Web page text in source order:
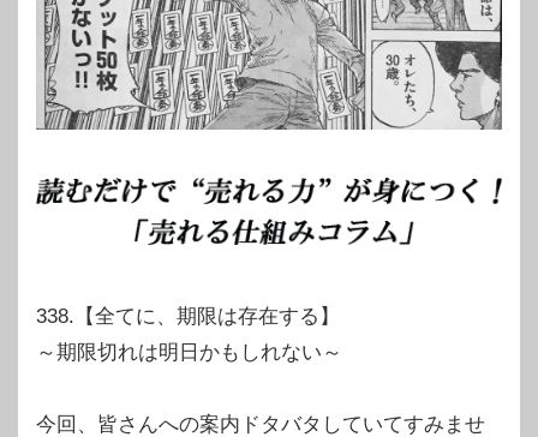
338.【全てに、期限は存在する】
～期限切れは明日かもしれない～
今回、皆さんへの案内ドタバタしていてすみませ